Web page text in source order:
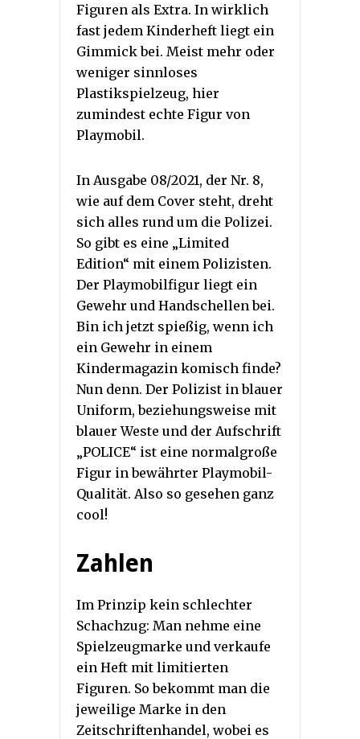
Figuren als Extra. In wirklich
fast jedem Kinderheft liegt ein
Gimmick bei. Meist mehr oder
weniger sinnloses
Plastikspielzeug, hier
zumindest echte Figur von
Playmobil.
In Ausgabe 08/2021, der Nr. 8,
wie auf dem Cover steht, dreht
sich alles rund um die Polizei.
So gibt es eine „Limited
Edition“ mit einem Polizisten.
Der Playmobilfigur liegt ein
Gewehr und Handschellen bei.
Bin ich jetzt spießig, wenn ich
ein Gewehr in einem
Kindermagazin komisch finde?
Nun denn. Der Polizist in blauer
Uniform, beziehungsweise mit
blauer Weste und der Aufschrift
„POLICE“ ist eine normalgroße
Figur in bewährter Playmobil-
Qualität. Also so gesehen ganz
cool!
Zahlen
Im Prinzip kein schlechter
Schachzug: Man nehme eine
Spielzeugmarke und verkaufe
ein Heft mit limitierten
Figuren. So bekommt man die
jeweilige Marke in den
Zeitschriftenhandel, wobei es